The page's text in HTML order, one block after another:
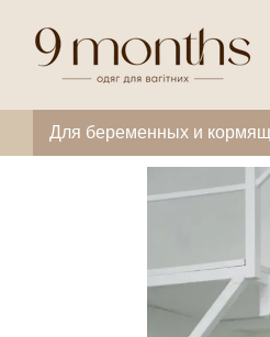
Для беременных и